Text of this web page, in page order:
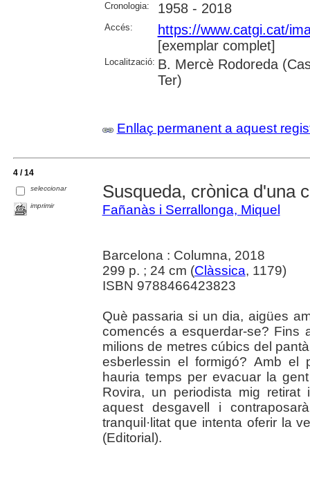
Cronologia: 1958 - 2018
Accés:
https://www.catgi.cat/
[exemplar complet]
Localització: B. Mercè Rodoreda
Ter)
Enllaç permanent a aquest
4 / 14
seleccionar
imprimir
Susqueda, crònica d'una
Fañanàs i Serrallonga, Miquel
Barcelona : Columna, 2018
299 p. ; 24 cm (Clàssica, 1179)
ISBN 9788466423823
Què passaria si un dia, aigües
comencés a esquerdar-se? Fins
milions de metres cúbics del
esberlessin el formigó? Amb el
hauria temps per evacuar la
Rovira, un periodista mig
aquest desgavell i
tranquil·litat que intenta oferir la
(Editorial).